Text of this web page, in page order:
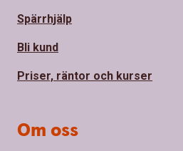
Spärrhjälp
Bli kund
Priser, räntor och kurser
Om oss